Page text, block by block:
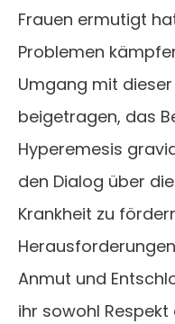
Frauen ermutigt
Problemen
Umgang mit
beigetragen, das
Hyperemesis
den Dialog über
Krankheit zu
Anmut und
ihr sowohl